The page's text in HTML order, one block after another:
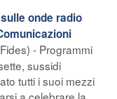
onde radio
- Programmi
sussidi
tutti i suoi mezzi